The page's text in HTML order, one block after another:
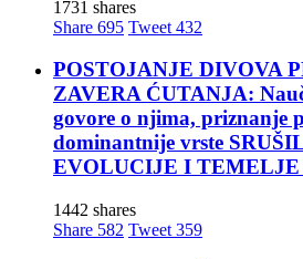
1731 shares
Share 695 Tweet 432
POSTOJANJE DIVOVA
ZAVERA ĆUTANJA:
govore o njima, priznanje
dominantnije vrste
EVOLUCIJE I TEMELJE
1442 shares
Share 582 Tweet 359